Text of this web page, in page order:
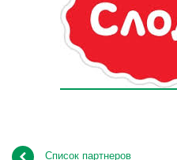
Список партнеров